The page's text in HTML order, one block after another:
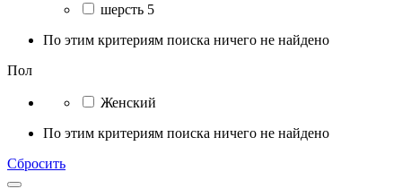
шерсть 5
По этим критериям поиска ничего не найдено
Пол
Женский
По этим критериям поиска ничего не найдено
Сбросить